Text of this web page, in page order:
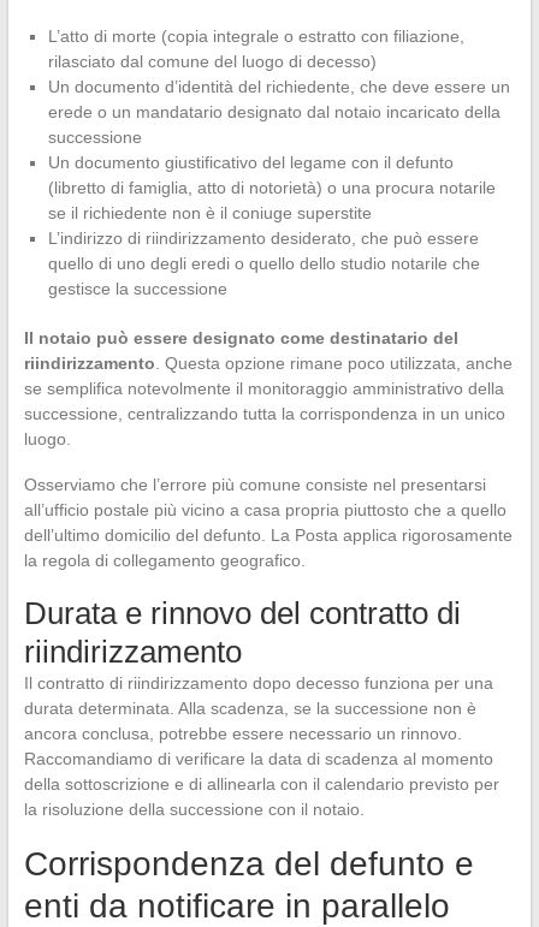
L’atto di morte (copia integrale o estratto con filiazione,
rilasciato dal comune del luogo di decesso)
Un documento d’identità del richiedente, che deve essere un
erede o un mandatario designato dal notaio incaricato della
successione
Un documento giustificativo del legame con il defunto
(libretto di famiglia, atto di notorietà) o una procura notarile
se il richiedente non è il coniuge superstite
L’indirizzo di riindirizzamento desiderato, che può essere
quello di uno degli eredi o quello dello studio notarile che
gestisce la successione
Il notaio può essere designato come destinatario del
riindirizzamento . Questa opzione rimane poco utilizzata, anche
se semplifica notevolmente il monitoraggio amministrativo della
successione, centralizzando tutta la corrispondenza in un unico
luogo.
Osserviamo che l’errore più comune consiste nel presentarsi
all’ufficio postale più vicino a casa propria piuttosto che a quello
dell’ultimo domicilio del defunto. La Posta applica rigorosamente
la regola di collegamento geografico.
Durata e rinnovo del contratto di
riindirizzamento
Il contratto di riindirizzamento dopo decesso funziona per una
durata determinata. Alla scadenza, se la successione non è
ancora conclusa, potrebbe essere necessario un rinnovo.
Raccomandiamo di verificare la data di scadenza al momento
della sottoscrizione e di allinearla con il calendario previsto per
la risoluzione della successione con il notaio.
Corrispondenza del defunto e
enti da notificare in parallelo